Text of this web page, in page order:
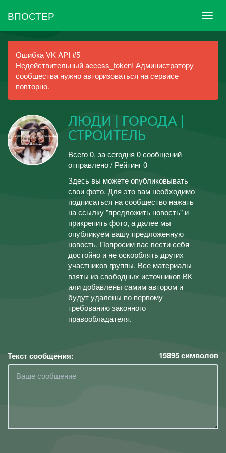
ВПОСТЕР
Ошибка VK API #5
Недействительный access_token! Администратору
сообщества нужно авторизоваться на сервисе
повторно.
ЛЮДИ | ГОРОДА |
СТРОИТЕЛЬ
Всего 0, за сегодня 0 сообщений
отправлено / Рейтинг 0
Здесь вы можете опубликовывать
свои фото. Для это вам необходимо
подписаться на сообщество нажать
на ссылку "предложить новость" и
прикрепить фото, а далее мы
опубликуем вашу предложенную
новость. Попросим вас вести себя
достойно и не оскорблять других
участников группы. Все материалы
взяты из свободных источников ВК
или добавлены самим автором и
будут удалены по первому
требованию законного
правообладателя.
Текст сообщения: 15895символов